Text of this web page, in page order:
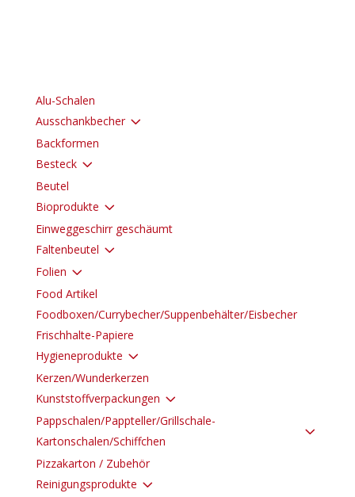
Alu-Schalen
Ausschankbecher3
Backformen
Besteck3
Beutel
Bioprodukte 3
Einweggeschirr geschäumt
Faltenbeutel 3
Folien 3
Food Artikel
Foodboxen/Currybecher/Suppenbehälter/Eisbecher
Frischhalte-Papiere
Hygieneprodukte 3
Kerzen/Wunderkerzen
Kunststoffverpackungen 3
Pappschalen/Pappteller/Grillschale-
Kartonschalen/Schiffchen
3
Pizzakarton / Zubehör
Reinigungsprodukte 3